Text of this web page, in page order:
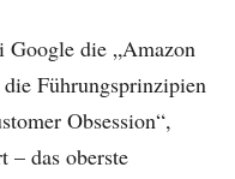
Google die „Amazon
Führungsprinzipien
Obsession“,
– das oberste